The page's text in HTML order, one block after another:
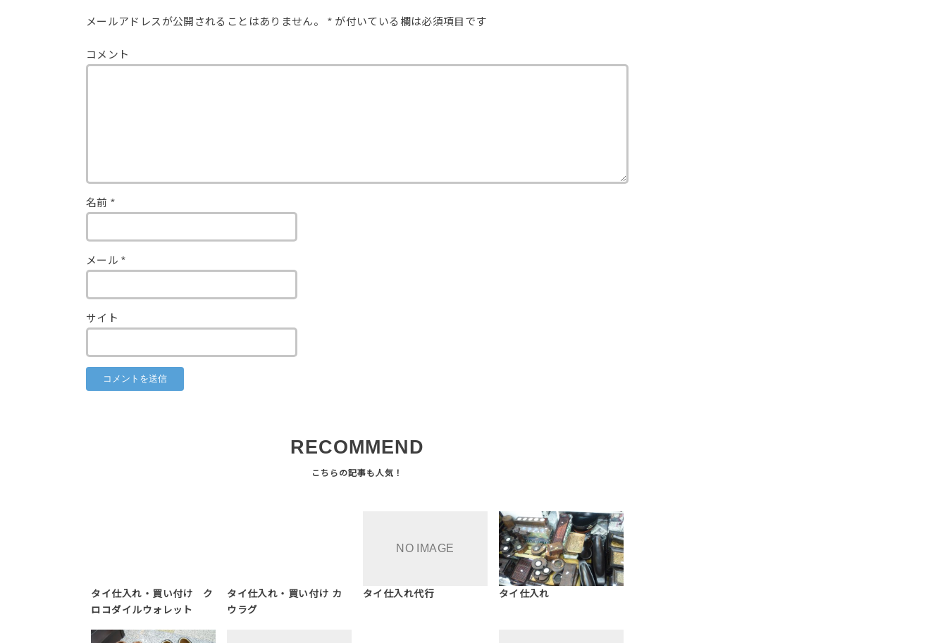
メールアドレスが公開されることはありません。 *が付いている欄は必須項目です
コメント
名前*
メール*
サイト
RECOMMEND
タイ仕入れ・買い付け ク
ロコダイルウォレット
タイ仕入れ・買い付け カ
ウラグ
タイ仕入れ代行 タイ仕入れ